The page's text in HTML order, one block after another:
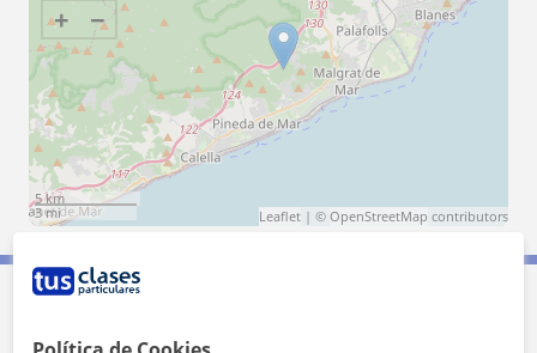
+ −
5 km
3 mi
Leaflet | © OpenStreetMap contributors